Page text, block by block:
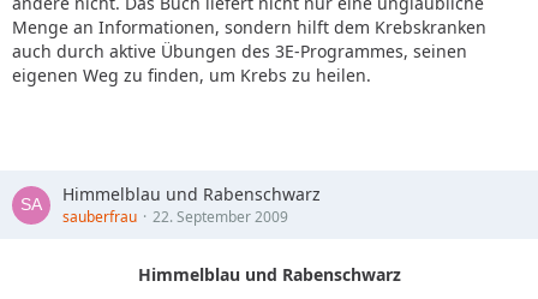
Menge an Informationen, sondern hilft dem Krebskranken
auch durch aktive Übungen des 3E-Programmes, seinen
eigenen Weg zu finden, um Krebs zu heilen.
Himmelblau und Rabenschwarz
sauberfrau 22. September 2009
Himmelblau und Rabenschwarz